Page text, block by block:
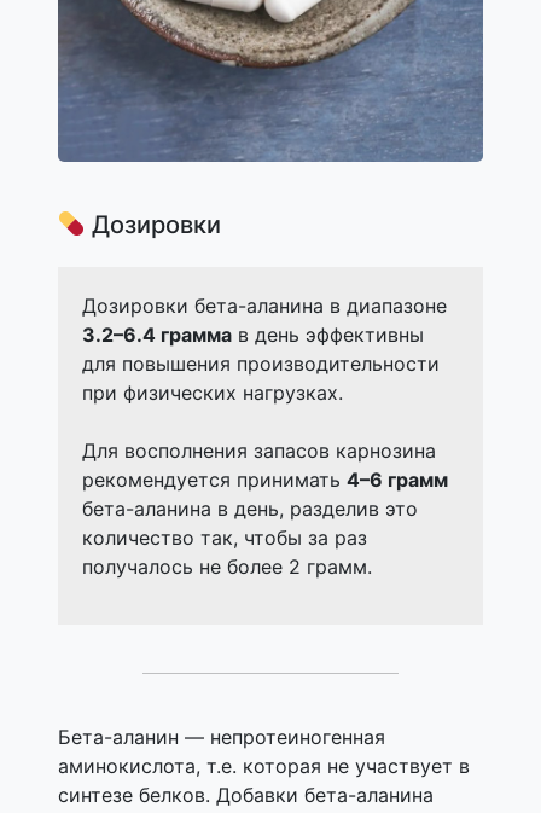
Дозировки
Дозировки бета-аланина в диапазоне
3.2–6.4 грамма в день эффективны
для повышения производительности
при физических нагрузках.
Для восполнения запасов карнозина
рекомендуется принимать 4–6 грамм
бета-аланина в день, разделив это
количество так, чтобы за раз
получалось не более 2 грамм.
Бета-аланин — непротеиногенная
аминокислота, т.е. которая не участвует в
синтезе белков. Добавки бета-аланина